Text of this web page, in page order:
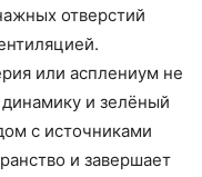
отверстий
или асплениум не
и зелёный
с источниками
и завершает